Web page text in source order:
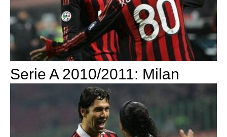
Serie A 2010/2011: Milan